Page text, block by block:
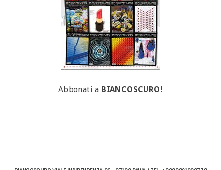
Abbonati a BIANCOSCURO!